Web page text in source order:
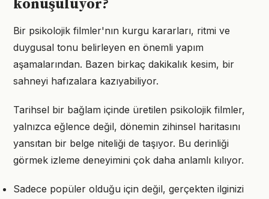
konuşuluyor?
Bir psikolojik filmler'nın kurgu kararları, ritmi ve
duygusal tonu belirleyen en önemli yapım
aşamalarından. Bazen birkaç dakikalık kesim, bir
sahneyi hafızalara kazıyabiliyor.
Tarihsel bir bağlam içinde üretilen psikolojik filmler,
yalnızca eğlence değil, dönemin zihinsel haritasını
yansıtan bir belge niteliği de taşıyor. Bu derinliği
görmek izleme deneyimini çok daha anlamlı kılıyor.
Sadece popüler olduğu için değil, gerçekten ilginizi